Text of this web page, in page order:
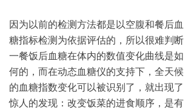
因为以前的检测方法都是以空腹和餐后血
糖指标检测为依据评估的，所以很难判断
一餐饭后血糖在体内的数值变化曲线是如
何的，而在动态血糖仪的支持下，全天候
的血糖指数变化可以被识别了，就出现了
惊人的发现：改变饭菜的进食顺序，是有